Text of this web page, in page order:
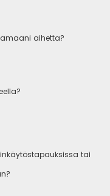
aihetta?
tai